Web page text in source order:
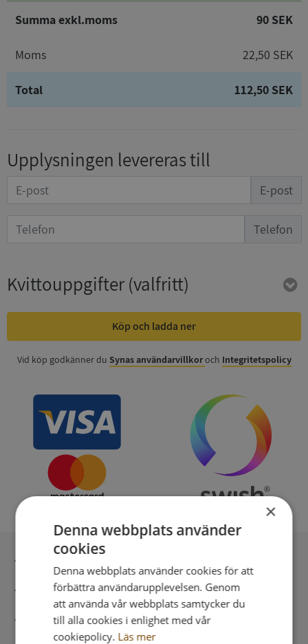
Summa exkl.moms 90 SEK
Moms 22,50 SEK
Total 112,50 SEK
Upplysningen levereras till
E-post
Telefon
Kvittouppgifter(valfritt)
Köp och ladda ner
Vid köp godkänner du Synas användarvillkoroch Integritetspolicy
Säker betalning med stripe
Direkt digital leverans
×
Denna webbplats använder
cookies
Denna webbplats använder cookies för att
förbättra användarupplevelsen. Genom
att använda vår webbplats samtycker du
till alla cookies i enlighet med vår
cookiepolicy. Läs mer